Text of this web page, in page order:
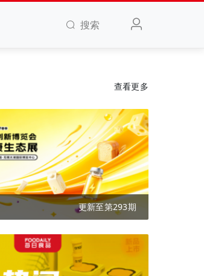
搜索
查看更多
更新至第293期